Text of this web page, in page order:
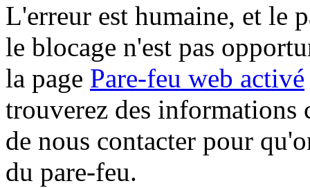
L'erreur est humaine, et le
le blocage n'est pas
la page Pare-feu web activé
trouverez des informations
de nous contacter pour
du pare-feu.